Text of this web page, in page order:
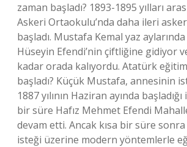
zaman başladı? 1893-1895 yılları
Askeri Ortaokulu’nda daha ileri
başladı. Mustafa Kemal yaz aylarında
Hüseyin Efendi’nin çiftliğine gidiyor
kadar orada kalıyordu. Atatürk
başladı? Küçük Mustafa, annesinin
1887 yılının Haziran ayında
bir süre Hafız Mehmet Efendi
devam etti. Ancak kısa bir süre sonra
isteği üzerine modern yöntemlerle